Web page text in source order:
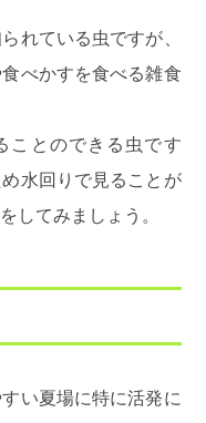
れている虫ですが、
べかすを食べる雑食
ことのできる虫です
水回りで見ることが
してみましょう。
い夏場に特に活発に